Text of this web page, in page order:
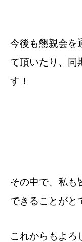
今後も懇親会を
て頂いたり、同
す！
その中で、私も
できることがと
これからもよろ